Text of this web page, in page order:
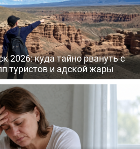
2026: куда тайно рвануть с
туристов и адской жары